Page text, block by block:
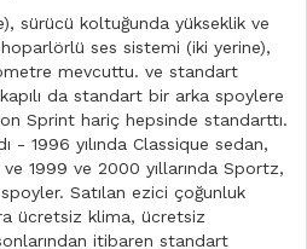
sürücü koltuğunda yükseklik ve
ses sistemi (iki yerine),
mevcuttu. ve standart
da standart bir arka spoylere
Sprint hariç hepsinde standarttı.
- 1996 yılında Classique sedan,
1999 ve 2000 yıllarında Sportz,
Satılan ezici çoğunluk
ücretsiz klima, ücretsiz
itibaren standart